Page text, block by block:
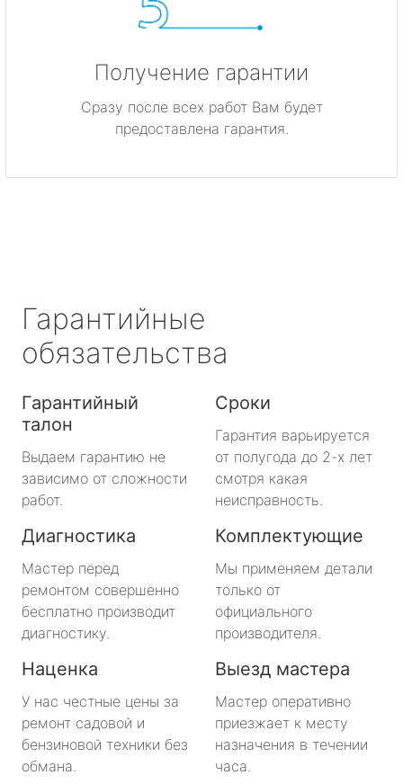
Получение гарантии
Сразу после всех работ Вам будет
предоставлена гарантия.
Гарантийные
обязательства
Гарантийный
талон
Выдаем гарантию не
зависимо от сложности
работ.
Сроки
Гарантия варьируется
от полугода до 2-х лет
смотря какая
неисправность.
Диагностика
Мастер перед
ремонтом совершенно
бесплатно производит
диагностику.
Комплектующие
Мы применяем детали
только от
официального
производителя.
Наценка
У нас честные цены за
ремонт садовой и
бензиновой техники без
обмана.
Выезд мастера
Мастер оперативно
приезжает к месту
назначения в течении
часа.